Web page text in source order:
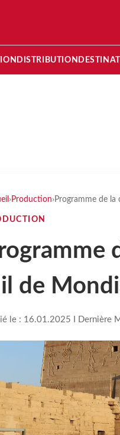
DISTRIBUTION
› Production› Programme de la
de
le : 16.01.2025 I Dernière